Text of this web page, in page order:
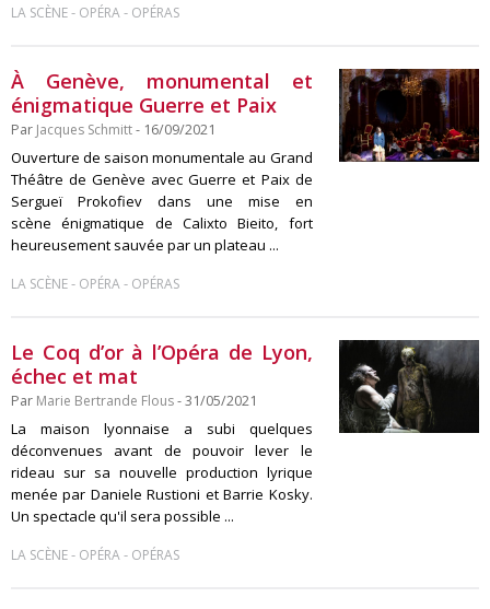
LA SCÈNE- OPÉRA- OPÉRAS
À Genève, monumental et
énigmatique Guerre et Paix
Par Jacques Schmitt- 16/09/2021
Ouverture de saison monumentale au Grand
Théâtre de Genève avec Guerre et Paix de
Sergueï Prokofiev dans une mise en
scène énigmatique de Calixto Bieito, fort
heureusement sauvée par un plateau ...
LA SCÈNE- OPÉRA- OPÉRAS
Le Coq d’or à l’Opéra de Lyon,
échec et mat
Par Marie Bertrande Flous- 31/05/2021
La maison lyonnaise a subi quelques
déconvenues avant de pouvoir lever le
rideau sur sa nouvelle production lyrique
menée par Daniele Rustioni et Barrie Kosky.
Un spectacle qu'il sera possible ...
LA SCÈNE- OPÉRA- OPÉRAS